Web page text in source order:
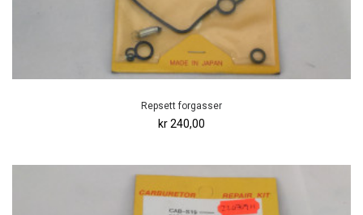
Repsett forgasser
kr 240,00